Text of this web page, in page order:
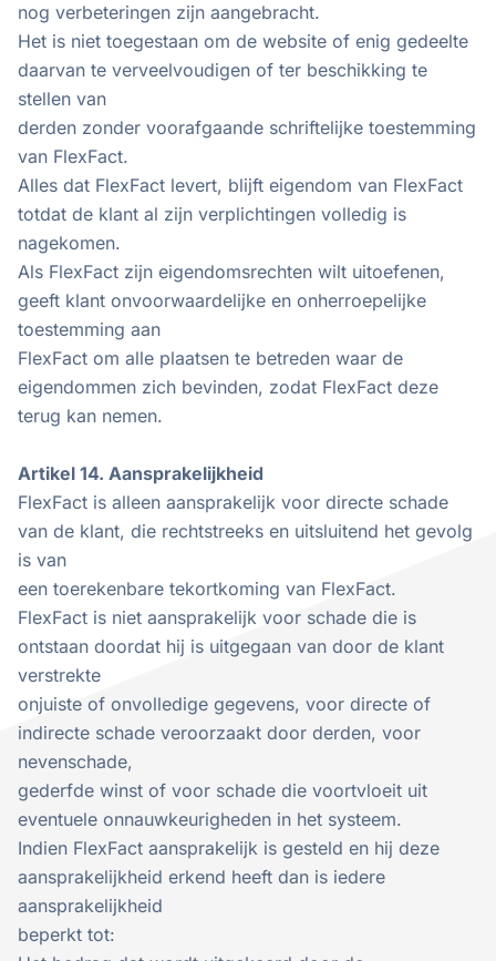
nog verbeteringen zijn aangebracht.
Het is niet toegestaan om de website of enig gedeelte
daarvan te verveelvoudigen of ter beschikking te
stellen van
derden zonder voorafgaande schriftelijke toestemming
van FlexFact.
Alles dat FlexFact levert, blijft eigendom van FlexFact
totdat de klant al zijn verplichtingen volledig is
nagekomen.
Als FlexFact zijn eigendomsrechten wilt uitoefenen,
geeft klant onvoorwaardelijke en onherroepelijke
toestemming aan
FlexFact om alle plaatsen te betreden waar de
eigendommen zich bevinden, zodat FlexFact deze
terug kan nemen.
Artikel 14. Aansprakelijkheid
FlexFact is alleen aansprakelijk voor directe schade
van de klant, die rechtstreeks en uitsluitend het gevolg
is van
een toerekenbare tekortkoming van FlexFact.
FlexFact is niet aansprakelijk voor schade die is
ontstaan doordat hij is uitgegaan van door de klant
verstrekte
onjuiste of onvolledige gegevens, voor directe of
indirecte schade veroorzaakt door derden, voor
nevenschade,
gederfde winst of voor schade die voortvloeit uit
eventuele onnauwkeurigheden in het systeem.
Indien FlexFact aansprakelijk is gesteld en hij deze
aansprakelijkheid erkend heeft dan is iedere
aansprakelijkheid
beperkt tot: